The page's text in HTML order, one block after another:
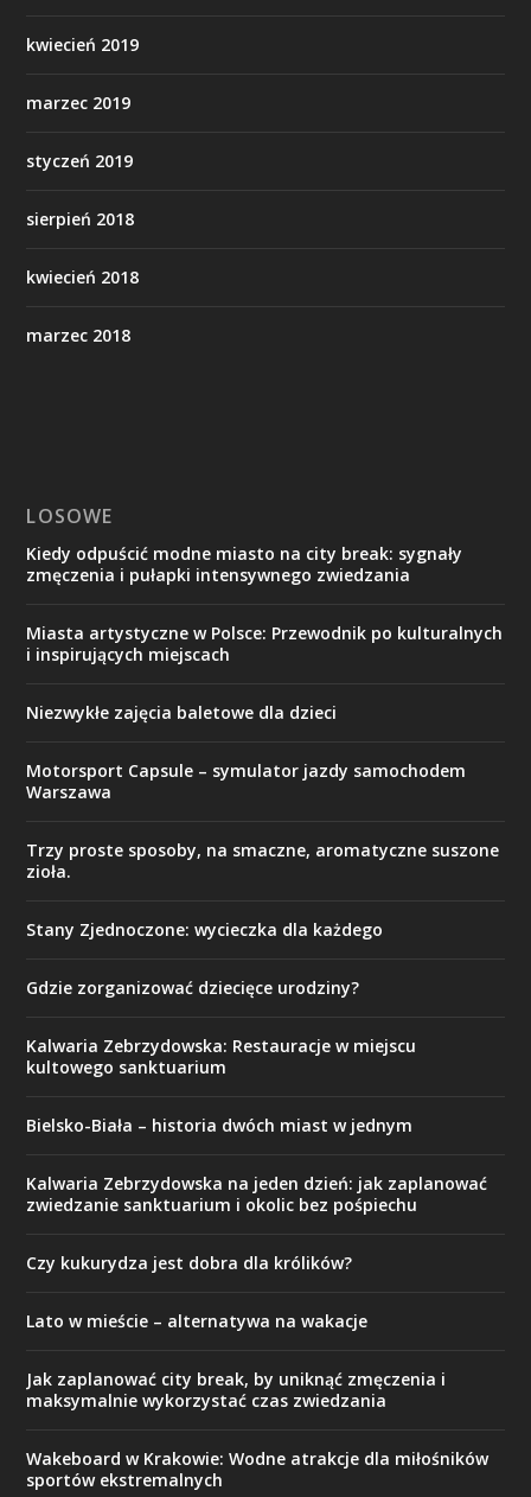
kwiecień 2019
marzec 2019
styczeń 2019
sierpień 2018
kwiecień 2018
marzec 2018
LOSOWE
Kiedy odpuścić modne miasto na city break: sygnały
zmęczenia i pułapki intensywnego zwiedzania
Miasta artystyczne w Polsce: Przewodnik po kulturalnych
i inspirujących miejscach
Niezwykłe zajęcia baletowe dla dzieci
Motorsport Capsule – symulator jazdy samochodem
Warszawa
Trzy proste sposoby, na smaczne, aromatyczne suszone
zioła.
Stany Zjednoczone: wycieczka dla każdego
Gdzie zorganizować dziecięce urodziny?
Kalwaria Zebrzydowska: Restauracje w miejscu
kultowego sanktuarium
Bielsko-Biała – historia dwóch miast w jednym
Kalwaria Zebrzydowska na jeden dzień: jak zaplanować
zwiedzanie sanktuarium i okolic bez pośpiechu
Czy kukurydza jest dobra dla królików?
Lato w mieście – alternatywa na wakacje
Jak zaplanować city break, by uniknąć zmęczenia i
maksymalnie wykorzystać czas zwiedzania
Wakeboard w Krakowie: Wodne atrakcje dla miłośników
sportów ekstremalnych